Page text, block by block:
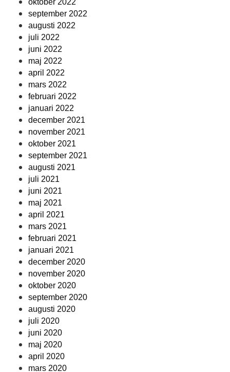
oktober 2022
september 2022
augusti 2022
juli 2022
juni 2022
maj 2022
april 2022
mars 2022
februari 2022
januari 2022
december 2021
november 2021
oktober 2021
september 2021
augusti 2021
juli 2021
juni 2021
maj 2021
april 2021
mars 2021
februari 2021
januari 2021
december 2020
november 2020
oktober 2020
september 2020
augusti 2020
juli 2020
juni 2020
maj 2020
april 2020
mars 2020